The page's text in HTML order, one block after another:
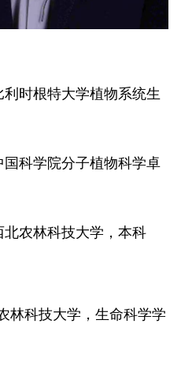
时根特大学植物系统生
科学院分子植物科学卓
农林科技大学，本科
林科技大学，生命科学学